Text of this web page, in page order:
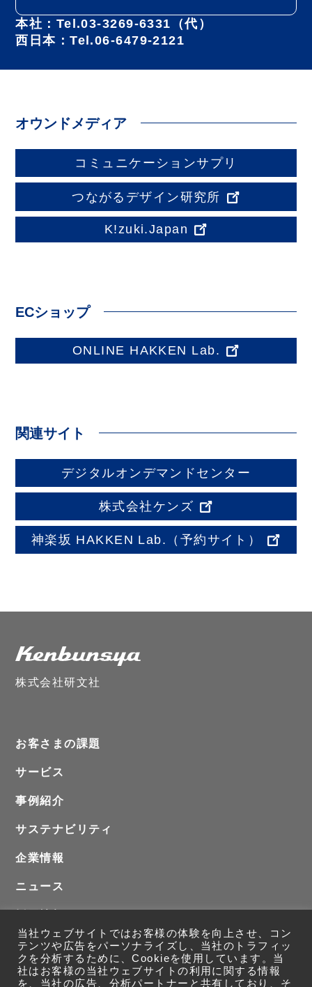
本社：Tel.03-3269-6331（代）
西日本：Tel.06-6479-2121
オウンドメディア
コミュニケーションサプリ
つながるデザイン研究所
K!zuki.Japan
ECショップ
ONLINE HAKKEN Lab.
関連サイト
デジタルオンデマンドセンター
株式会社ケンズ
神楽坂 HAKKEN Lab. （予約サイト）
株式会社研文社
お客さまの課題
サービス
事例紹介
サステナビリティ
企業情報
ニュース
お問い合わせ
当社ウェブサイトではお客様の体験を向上させ、コン
テンツや広告をパーソナライズし、当社のトラフィッ
クを分析するために、Cookieを使用しています。当
社はお客様の当社ウェブサイトの利用に関する情報
を、当社の広告、分析パートナーと共有しており、そ